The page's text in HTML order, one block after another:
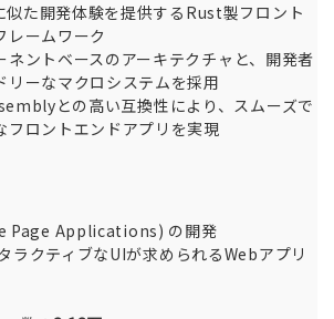
た開発体験を提供するRust製フロント
レームワーク
ネントベースのアーキテクチャと、開発者
リーなマクロシステムを採用
との高い互換性により、スムーズで
フロントエンドアプリを実現
Page Applications) の開発
ラクティブなUIが求められるWebアプリ